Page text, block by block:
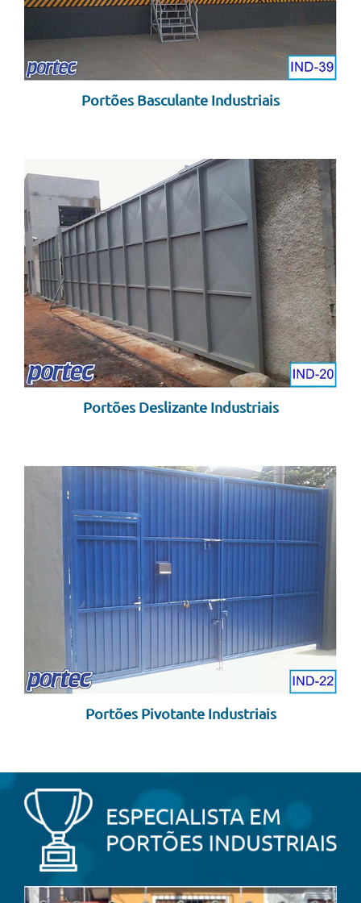
Portões Basculante Industriais
Portões Deslizante Industriais
Portões Pivotante Industriais